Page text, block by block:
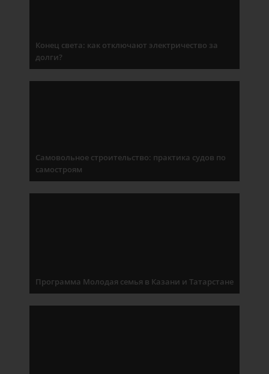
Конец света: как отключают электричество за
долги?
Самовольное строительство: практика судов по
самостроям
Программа Молодая семья в Казани и Татарстане